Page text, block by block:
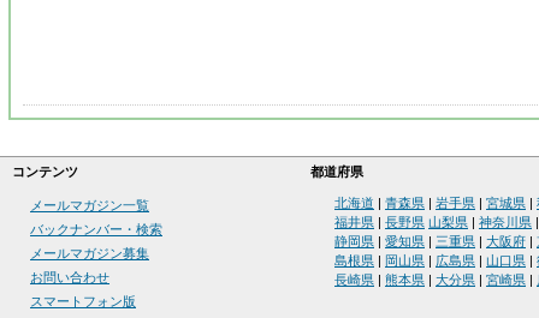
コンテンツ 都道府県
メールマガジン一覧
バックナンバー・検索
メールマガジン募集
お問い合わせ
スマートフォン版
北海道 青森県 岩手県 宮城県
福井県
長野県 山梨県 神奈川県
静岡県
愛知県 三重県 大阪府
島根県
岡山県 広島県 山口県
長崎県
熊本県 大分県 宮崎県